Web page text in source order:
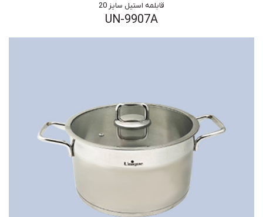
قابلمه استیل سایز 20
UN-9907A